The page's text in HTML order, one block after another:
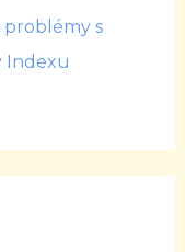
problémy s
Indexu